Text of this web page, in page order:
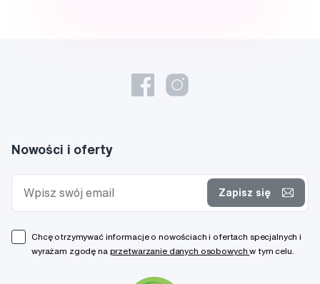
Nowości i oferty
Zapisz się
Chcę otrzymywać informacje o nowościach i ofertach specjalnych i
wyrażam zgodę na przetwarzanie danych osobowychw tym celu.